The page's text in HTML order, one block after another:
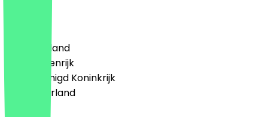
🇩🇪 Duitsland
🇦🇹 Oostenrijk
🇬🇧 Verenigd Koninkrijk
🇳🇱 Nederland